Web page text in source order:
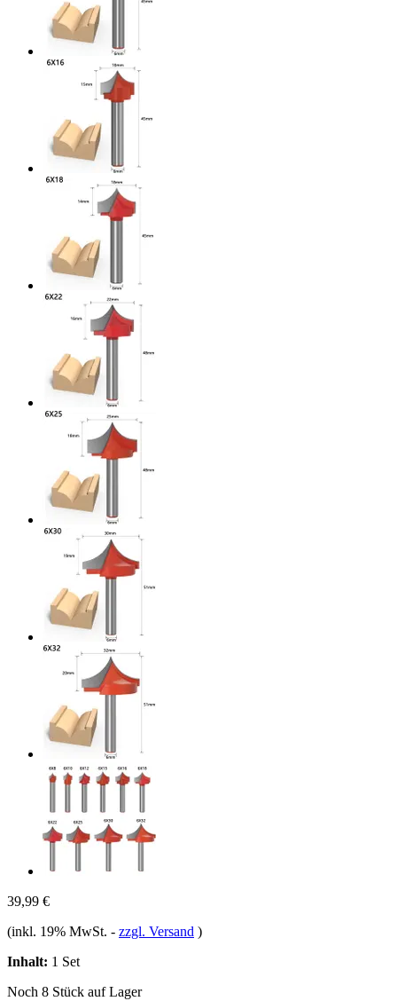
39,99 €
(inkl. 19% MwSt. - zzgl. Versand )
Inhalt: 1 Set
Noch 8 Stück auf Lager